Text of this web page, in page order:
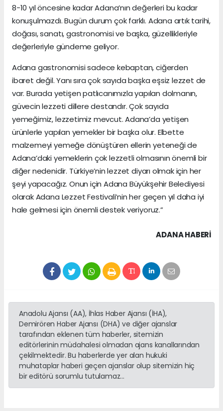
8-10 yıl öncesine kadar Adana’nın değerleri bu kadar
konuşulmazdı. Bugün durum çok farklı. Adana artık tarihi,
doğası, sanatı, gastronomisi ve başka, güzellikleriyle
değerleriyle gündeme geliyor.
Adana gastronomisi sadece kebaptan, ciğerden
ibaret değil. Yanı sıra çok sayıda başka eşsiz lezzet de
var. Burada yetişen patlıcanımızla yapılan dolmanın,
güvecin lezzeti dillere destandır. Çok sayıda
yemeğimiz, lezzetimiz mevcut. Adana’da yetişen
ürünlerle yapılan yemekler bir başka olur. Elbette
malzemeyi yemeğe dönüştüren ellerin yeteneği de
Adana’daki yemeklerin çok lezzetli olmasının önemli bir
diğer nedenidir. Türkiye’nin lezzet diyarı olmak için her
şeyi yapacağız. Onun için Adana Büyükşehir Belediyesi
olarak Adana Lezzet Festivali’nin her geçen yıl daha iyi
hale gelmesi için önemli destek veriyoruz.”
ADANA HABERİ
Anadolu Ajansı (AA), İhlas Haber Ajansı (İHA),
Demirören Haber Ajansı (DHA) ve diğer ajanslar
tarafından eklenen tüm haberler, sitemizin
editörlerinin müdahalesi olmadan ajans kanallarından
çekilmektedir. Bu haberlerde yer alan hukuki
muhataplar haberi geçen ajanslar olup sitemizin hiç
bir editörü sorumlu tutulamaz...